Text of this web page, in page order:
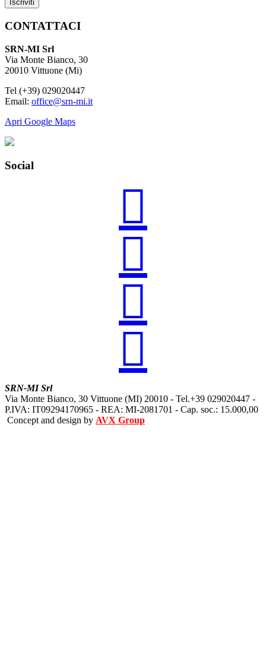
CONTATTACI
SRN-MI Srl
Via Monte Bianco, 30
20010 Vittuone (Mi)
Tel (+39) 029020447
Email: office@srn-mi.it
Apri Google Maps
Social




SRN-MI Srl
Via Monte Bianco, 30 Vittuone (MI) 20010 - Tel.+39 029020447 -
P.IVA: IT09294170965 - REA: MI-2081701 - Cap. soc.: 15.000,00
Concept and design by AVX Group